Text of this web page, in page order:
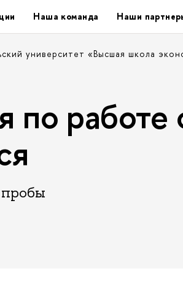
Наша команда Наши
университет «Высшая школа
по работе